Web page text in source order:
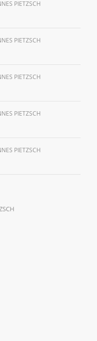
PIETZSCH
PIETZSCH
PIETZSCH
PIETZSCH
PIETZSCH